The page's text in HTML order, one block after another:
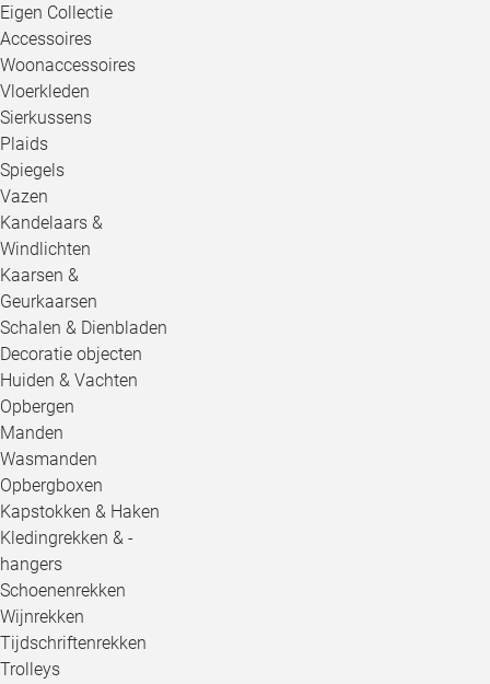
Eigen Collectie
Accessoires
Woonaccessoires
Vloerkleden
Sierkussens
Plaids
Spiegels
Vazen
Kandelaars &
Windlichten
Kaarsen &
Geurkaarsen
Schalen & Dienbladen
Decoratie objecten
Huiden & Vachten
Opbergen
Manden
Wasmanden
Opbergboxen
Kapstokken & Haken
Kledingrekken & -
hangers
Schoenenrekken
Wijnrekken
Tijdschriftenrekken
Trolleys